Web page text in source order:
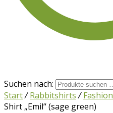
Suchen nach:
Start/ Rabbitshirts / Fashion
Shirt „Emil“ (sage green)